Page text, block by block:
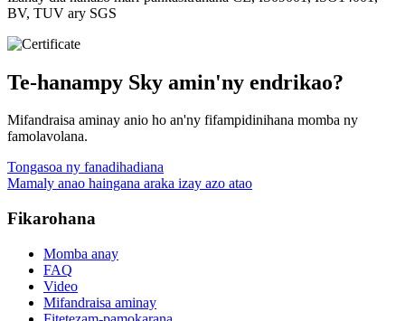
BV, TUV ary SGS
Te-hanampy Sky amin'ny endrikao?
Mifandraisa aminay anio ho an'ny fifampidinihana momba ny
famolavolana.
Tongasoa ny fanadihadiana
Mamaly anao haingana araka izay azo atao
Fikarohana
Momba anay
FAQ
Video
Mifandraisa aminay